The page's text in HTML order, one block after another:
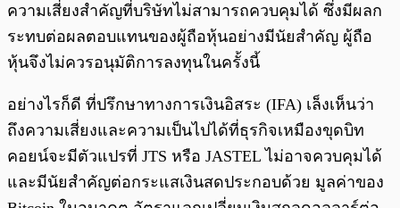
ความเสี่ยงสำคัญที่บริษัทไม่สามารถควบคุมได้ ซึ่งมีผลก
ระทบต่อผลตอบแทนของผู้ถือหุ้นอย่างมีนัยสำคัญ ผู้ถือ
หุ้นจึงไม่ควรอนุมัติการลงทุนในครั้งนี้
อย่างไรก็ดี ที่ปรึกษาทางการเงินอิสระ (IFA) เล็งเห็นว่า
ถึงความเสี่ยงและความเป็นไปได้ที่ธุรกิจเหมืองขุดบิท
คอยน์จะมีตัวแปรที่ JTS หรือ JASTEL ไม่อาจควบคุมได้
และมีนัยสำคัญต่อกระแสเงินสดประกอบด้วย มูลค่าของ